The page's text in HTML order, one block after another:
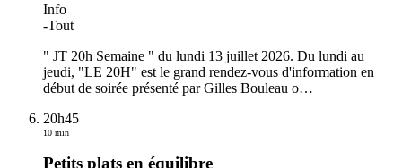
Info
-Tout
" JT 20h Semaine " du lundi 13 juillet 2026. Du lundi au
jeudi, "LE 20H" est le grand rendez-vous d'information en
début de soirée présenté par Gilles Bouleau o…
20h45
10 min
Petits plats en équilibre